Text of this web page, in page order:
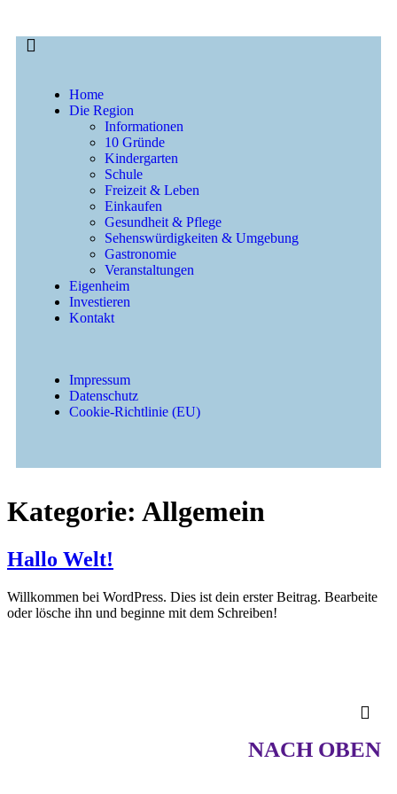
Home
Die Region
Informationen
10 Gründe
Kindergarten
Schule
Freizeit & Leben
Einkaufen
Gesundheit & Pflege
Sehenswürdigkeiten & Umgebung
Gastronomie
Veranstaltungen
Eigenheim
Investieren
Kontakt
Impressum
Datenschutz
Cookie-Richtlinie (EU)
Kategorie: Allgemein
Hallo Welt!
Willkommen bei WordPress. Dies ist dein erster Beitrag. Bearbeite
oder lösche ihn und beginne mit dem Schreiben!
NACH OBEN